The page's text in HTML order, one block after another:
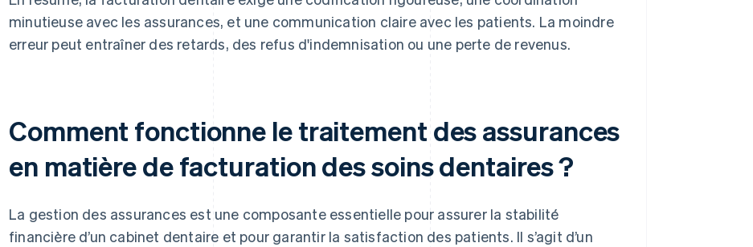
minutieuse avec les assurances, et une communication claire avec les patients. La moindre
erreur peut entraîner des retards, des refus d'indemnisation ou une perte de revenus.
Comment fonctionne le traitement des assurances
en matière de facturation des soins dentaires ?
La gestion des assurances est une composante essentielle pour assurer la stabilité
financière d’un cabinet dentaire et pour garantir la satisfaction des patients. Il s’agit d’un